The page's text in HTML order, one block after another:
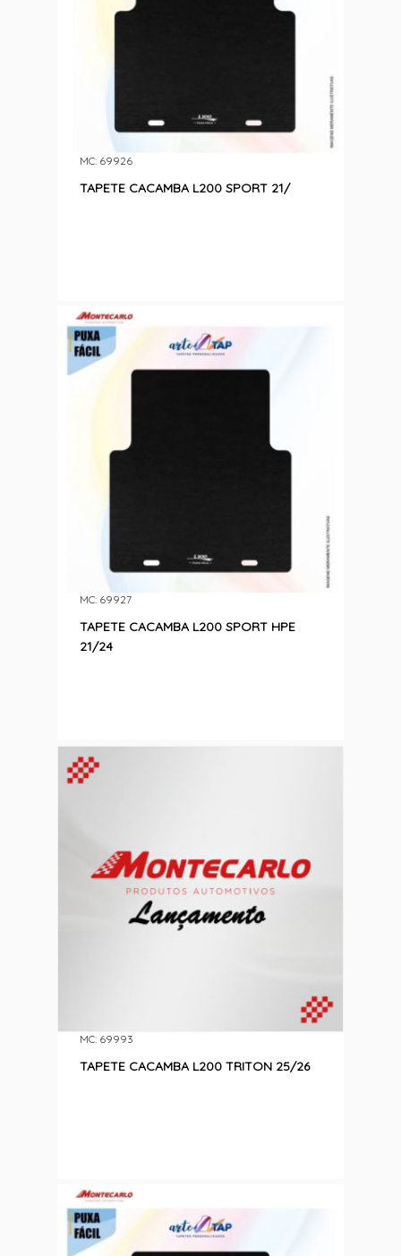
TAPETE CACAMBA L200 SPORT 21/
MC: 69926
TAPETE CACAMBA L200 SPORT HPE
21/24
MC: 69927
TAPETE CACAMBA L200 TRITON 25/26
MC: 69993